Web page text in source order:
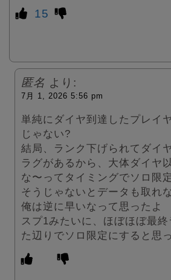
15
匿名 より:
7月 1, 2026 5:56 pm
単純にダイヤ到達したプレイ
じゃない?
結局、ランク下げられてダイ
ラグがあるから、大体ダイヤ
な〜ってタイミングでソロ限
そうじゃないとデータも取れ
俺は逆に早いなって思ったよ
スプ1みたいに、ほぼほぼ最
た辺りでソロ限定にすると思